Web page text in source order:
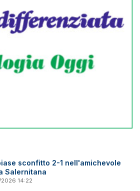
sconfitto 2-1 nell'amichevole
Salernitana
14:22